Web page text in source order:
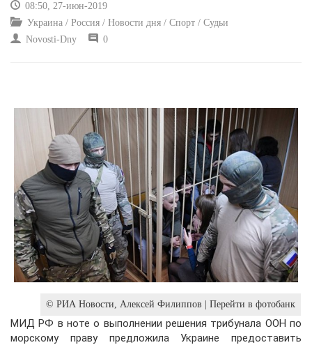
СПОРТ
08:50, 27-июн-2019
Украина / Россия / Новости дня / Спорт / Судьи
Novosti-Dny
0
© РИА Новости, Алексей Филиппов | Перейти в фотобанк
МИД РФ в ноте о выполнении решения трибунала ООН по
морскому праву предложила Украине предоставить